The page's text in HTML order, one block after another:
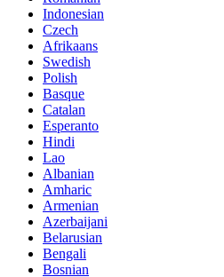
Indonesian
Czech
Afrikaans
Swedish
Polish
Basque
Catalan
Esperanto
Hindi
Lao
Albanian
Amharic
Armenian
Azerbaijani
Belarusian
Bengali
Bosnian